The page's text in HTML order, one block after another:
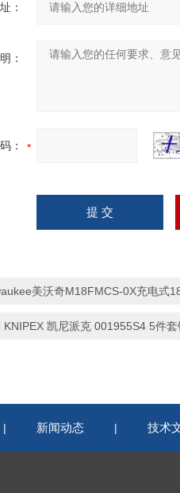
：
：
：
美沃奇M18FMCS-0X充电式
KNIPEX 凯尼派克 001955S4 5件
新闻动态 | 技术